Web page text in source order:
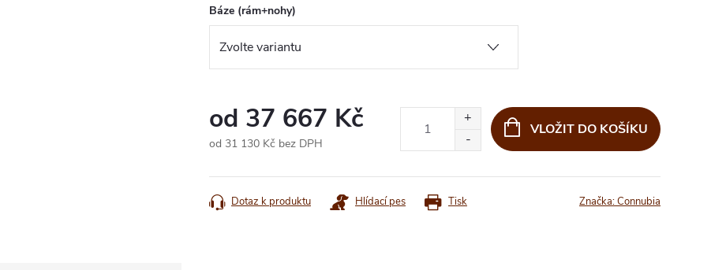
Báze (rám+nohy)
od 37 667 Kč
od 31 130 Kč bez DPH
cena:
VLOŽIT DO KOŠÍKU
Tisk
Dotaz k produktu Hlídací pes Značka:Connubia